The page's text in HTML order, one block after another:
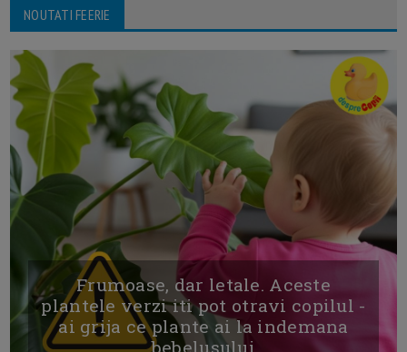
NOUTATI FEERIE
Frumoase, dar letale. Aceste
plantele verzi iti pot otravi copilul -
ai grija ce plante ai la indemana
bebelusului